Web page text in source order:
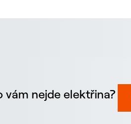
vám nejde elektřina?